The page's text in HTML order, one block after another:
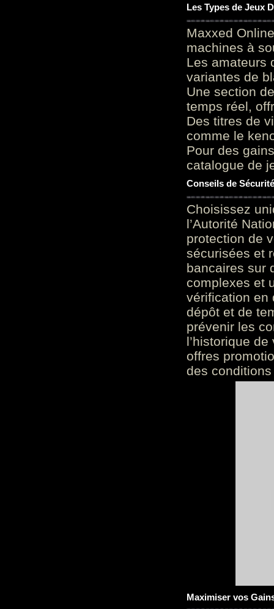
Les Types de Jeux
Maxxed
machines à
Les amateurs
variantes de
Une section
temps réel,
Des titres de
comme le
Pour des
catalogue de
Conseils de
Choisissez
l’Autorité
protection de
sécurisées et
bancaires sur
complexes et
vérification en
dépôt et de
prévenir les
l’historique
offres
des
Maximiser vos